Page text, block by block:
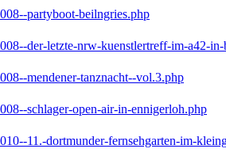
partyboot-beilngries.php
der-letzte-nrw-kuenstlertreff-im-a42-
mendener-tanznacht--vol.3.php
schlager-open-air-in-ennigerloh.php
11.-dortmunder-fernsehgarten-im-